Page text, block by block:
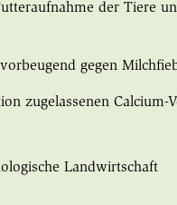
der Tiere
gegen
zugelassenen Calcium-
Landwirtschaft